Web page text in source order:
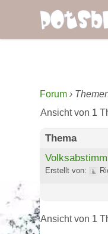
Forum ›
Ansicht von 1
Thema
Erstellt von:
Ansicht von 1